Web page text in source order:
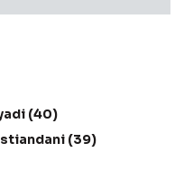
(40)
(39)